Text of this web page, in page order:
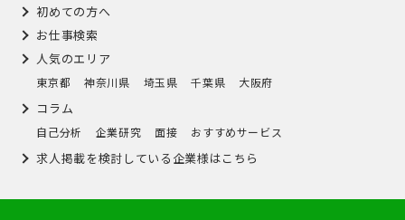
初めての方へ
お仕事検索
人気のエリア
東京都 神奈川県 埼玉県 千葉県 大阪府
コラム
自己分析 企業研究 面接 おすすめサービス
求人掲載を検討している企業様はこちら